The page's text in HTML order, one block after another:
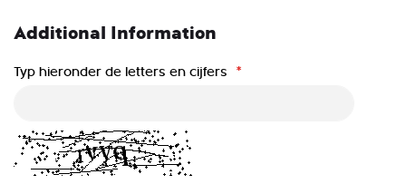
Additional Information
Typ hieronder de letters en cijfers